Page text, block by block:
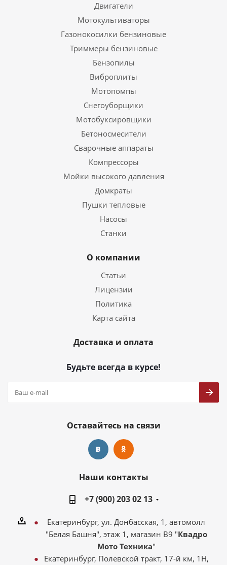
Двигатели
Мотокультиваторы
Газонокосилки бензиновые
Триммеры бензиновые
Бензопилы
Виброплиты
Мотопомпы
Снегоуборщики
Мотобуксировщики
Бетоносмесители
Сварочные аппараты
Компрессоры
Мойки высокого давления
Домкраты
Пушки тепловые
Насосы
Станки
О компании
Статьи
Лицензии
Политика
Карта сайта
Доставка и оплата
Будьте всегда в курсе!
Оставайтесь на связи
Наши контакты
+7 (900) 203 02 13
Екатеринбург, ул. Донбасская, 1, автомолл
"Белая Башня", этаж 1, магазин В9 "Квадро
Мото Техника"
Екатеринбург, Полевской тракт, 17-й км, 1Н,